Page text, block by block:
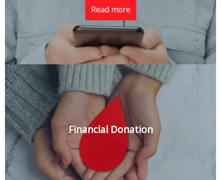
Read more
Financial Donation